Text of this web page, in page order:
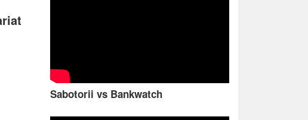
Sabotorii vs Bankwatch